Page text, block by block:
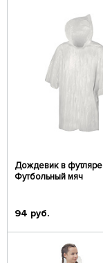
Дождевик в футляре
Футбольный мяч
94 руб.